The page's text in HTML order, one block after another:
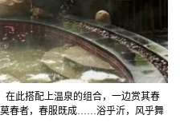
在此搭配上温泉的组合，一边赏其春
春者，春服既成……浴乎沂，风乎舞